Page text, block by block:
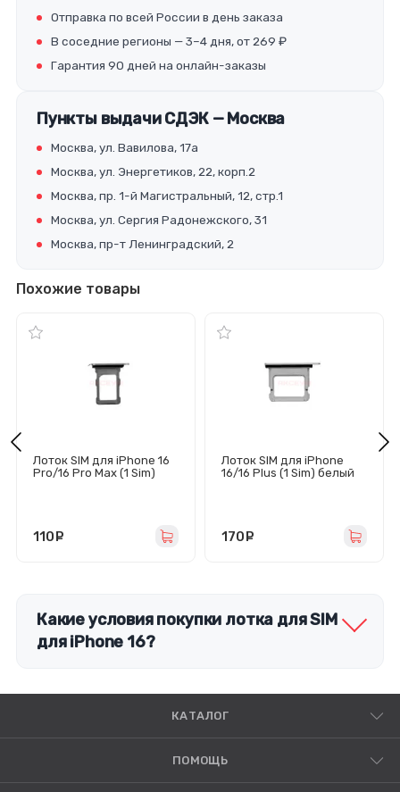
Отправка по всей России в день заказа
В соседние регионы — 3–4 дня, от 269 ₽
Гарантия 90 дней на онлайн-заказы
Пункты выдачи СДЭК — Москва
Москва, ул. Вавилова, 17а
Москва, ул. Энергетиков, 22, корп.2
Москва, пр. 1-й Магистральный, 12, стр.1
Москва, ул. Сергия Радонежского, 31
Москва, пр-т Ленинградский, 2
Похожие товары
Лоток SIM для iPhone 16
Pro/16 Pro Max (1 Sim)
110
Лоток SIM для iPhone
16/16 Plus (1 Sim) белый
170
Какие условия покупки лотка для SIM
для iPhone 16?
КАТАЛОГ
ПОМОЩЬ